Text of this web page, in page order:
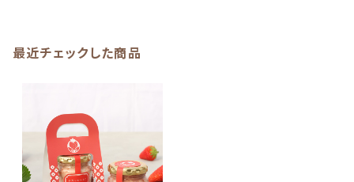
最近チェックした商品